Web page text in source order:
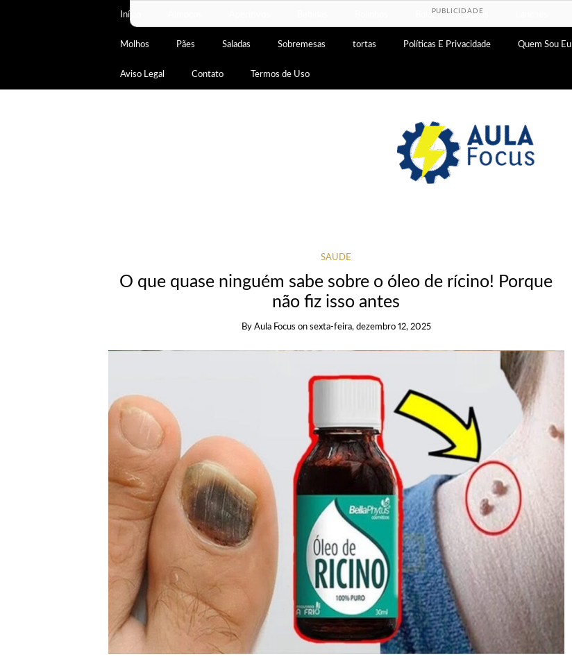
Início Bolos Doces
Molhos Pães Saladas Sobremesas tortas Políticas E Privacidade Quem Sou Eu
Aviso Legal Contato Termos de Uso
SAÚDE
O que quase ninguém sabe sobre o óleo de rícino! Porque
não fiz isso antes
By Aula Focus on sexta-feira, dezembro 12, 2025
PUBLICIDADE